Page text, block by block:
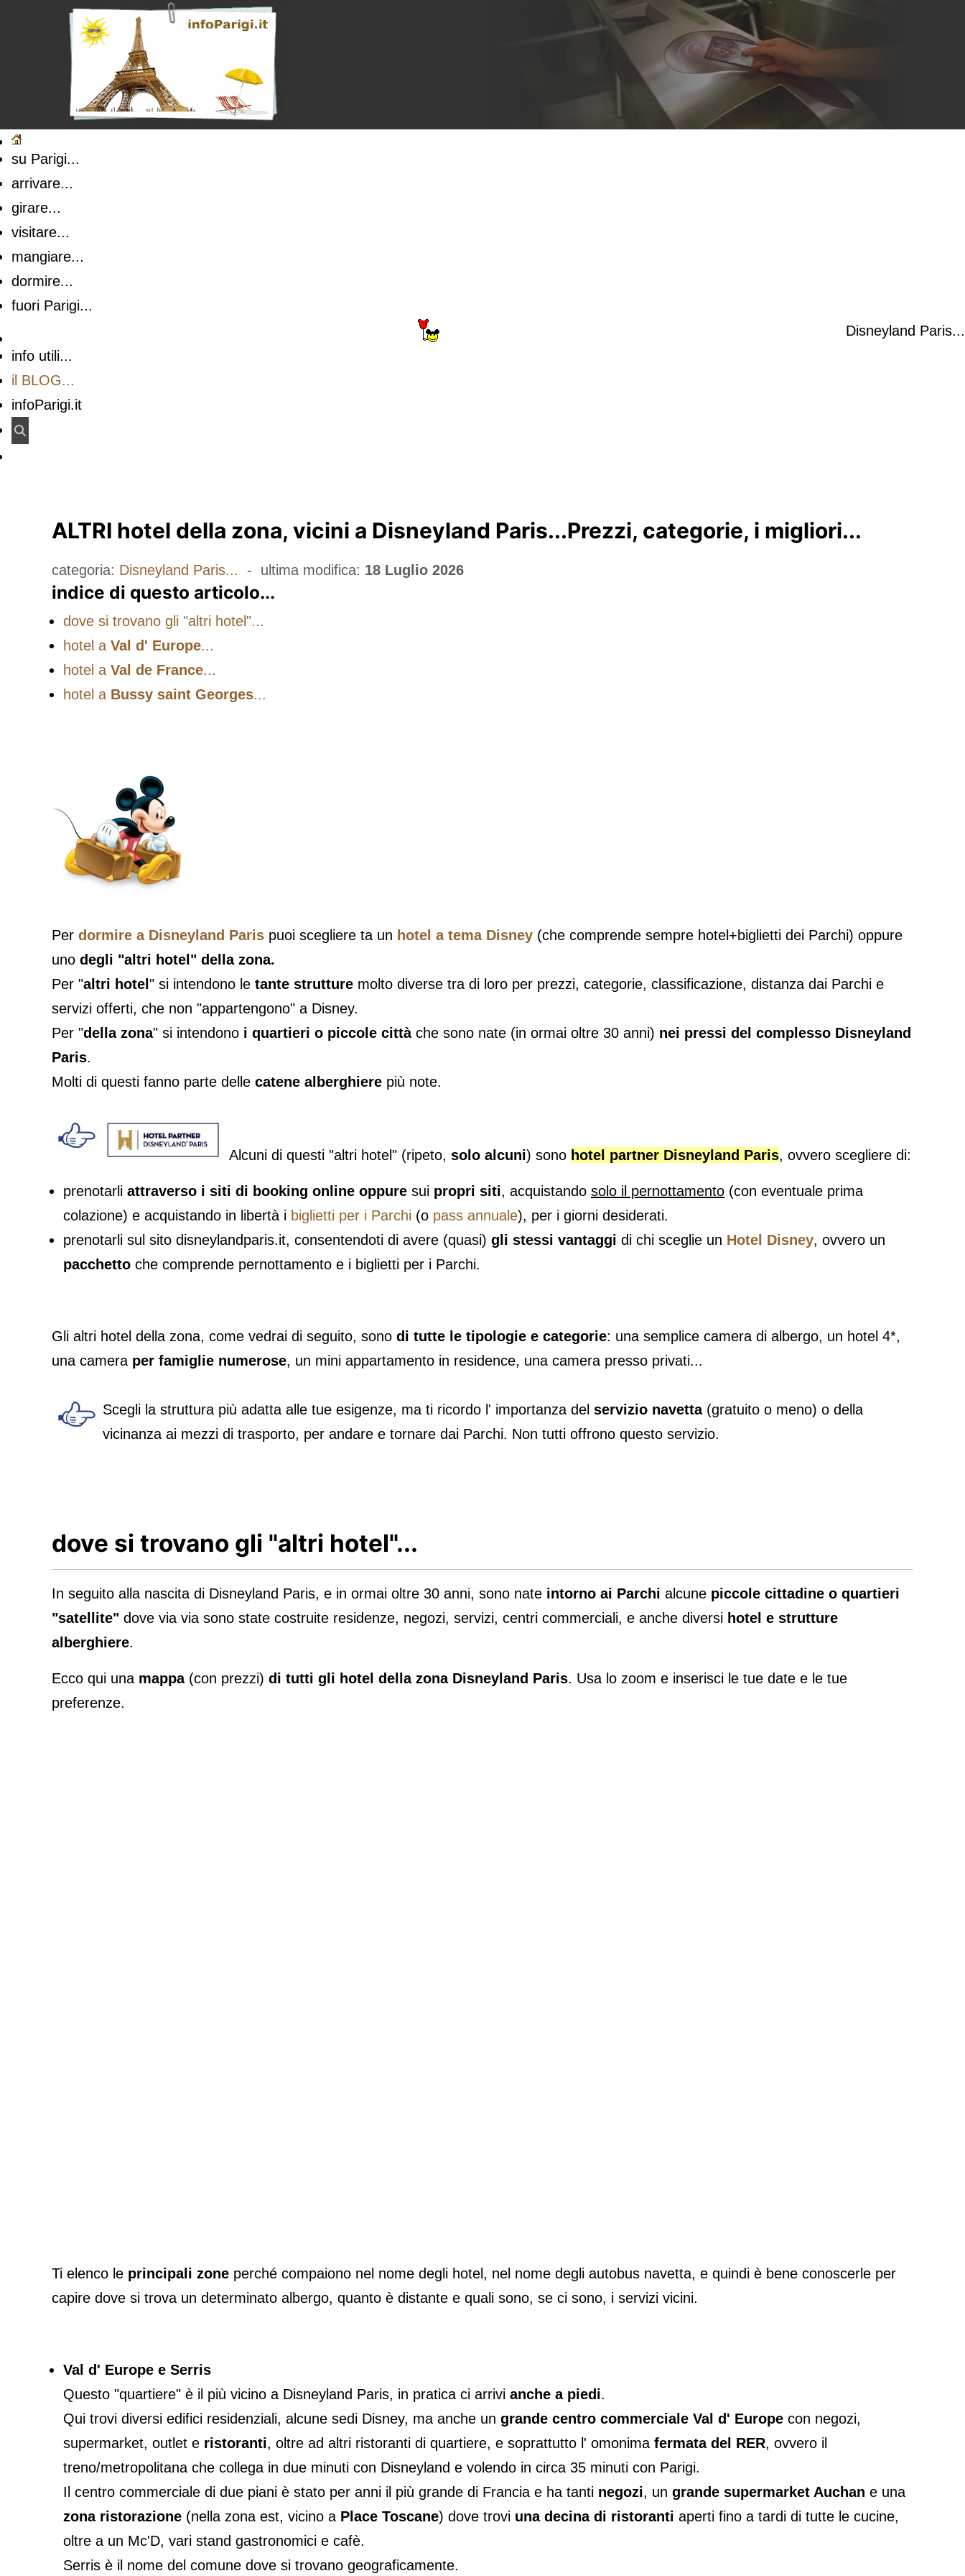
su Parigi...
arrivare...
girare...
visitare...
mangiare...
dormire...
fuori Parigi...
Disneyland Paris...
info utili...
il BLOG...
infoParigi.it
ALTRI hotel della zona, vicini a Disneyland Paris...Prezzi, categorie, i migliori...
categoria: Disneyland Paris... - ultima modifica: 18 Luglio 2026
indice di questo articolo...
dove si trovano gli "altri hotel"...
hotel a Val d' Europe...
hotel a Val de France...
hotel a Bussy saint Georges...
Per dormire a Disneyland Paris puoi scegliere ta un hotel a tema Disney (che comprende sempre hotel+biglietti dei Parchi) oppure
uno degli "altri hotel" della zona.
Per "altri hotel " si intendono le tante strutture molto diverse tra di loro per prezzi, categorie, classificazione, distanza dai Parchi e
servizi offerti, che non "appartengono" a Disney.
Per "della zona" si intendono i quartieri o piccole cittàche sono nate (in ormai oltre 30 anni) nei pressi del complesso Disneyland
Paris.
Molti di questi fanno parte delle catene alberghiere più note.
Alcuni di questi "altri hotel" (ripeto, solo alcuni) sono hotel partner Disneyland Paris, ovvero scegliere di:
prenotarli attraverso i siti di booking online oppure sui propri siti, acquistando solo il pernottamento (con eventuale prima
colazione) e acquistando in libertà i biglietti per i Parchi (o pass annuale), per i giorni desiderati.
prenotarli sul sito disneylandparis.it, consentendoti di avere (quasi) gli stessi vantaggi di chi sceglie un Hotel Disney, ovvero un
pacchetto che comprende pernottamento e i biglietti per i Parchi.
Gli altri hotel della zona, come vedrai di seguito, sono di tutte le tipologie e categorie: una semplice camera di albergo, un hotel 4*,
una camera per famiglie numerose, un mini appartamento in residence, una camera presso privati...
Scegli la struttura più adatta alle tue esigenze, ma ti ricordo l' importanza del servizio navetta(gratuito o meno) o della
vicinanza ai mezzi di trasporto, per andare e tornare dai Parchi. Non tutti offrono questo servizio.
dove si trovano gli "altri hotel"...
In seguito alla nascita di Disneyland Paris, e in ormai oltre 30 anni, sono nate intorno ai Parchi alcune piccole cittadine o quartieri
"satellite" dove via via sono state costruite residenze, negozi, servizi, centri commerciali, e anche diversi hotel e strutture
alberghiere.
Ecco qui una mappa(con prezzi) di tutti gli hotel della zona Disneyland Paris. Usa lo zoom e inserisci le tue date e le tue
preferenze.
Ti elenco le principali zone perché compaiono nel nome degli hotel, nel nome degli autobus navetta, e quindi è bene conoscerle per
capire dove si trova un determinato albergo, quanto è distante e quali sono, se ci sono, i servizi vicini.
Val d' Europe e Serris
Questo "quartiere" è il più vicino a Disneyland Paris, in pratica ci arrivi anche a piedi.
Qui trovi diversi edifici residenziali, alcune sedi Disney, ma anche un grande centro commerciale Val d' Europe con negozi,
supermarket, outlet e ristoranti, oltre ad altri ristoranti di quartiere, e soprattutto l' omonima fermata del RER, ovvero il
treno/metropolitana che collega in due minuti con Disneyland e volendo in circa 35 minuti con Parigi.
Il centro commerciale di due piani è stato per anni il più grande di Francia e ha tanti negozi, un grande supermarket Auchan e una
zona ristorazione (nella zona est, vicino a Place Toscane) dove trovi una decina di ristoranti aperti fino a tardi di tutte le cucine,
oltre a un Mc'D, vari stand gastronomici e cafè.
Serris è il nome del comune dove si trovano geograficamente.